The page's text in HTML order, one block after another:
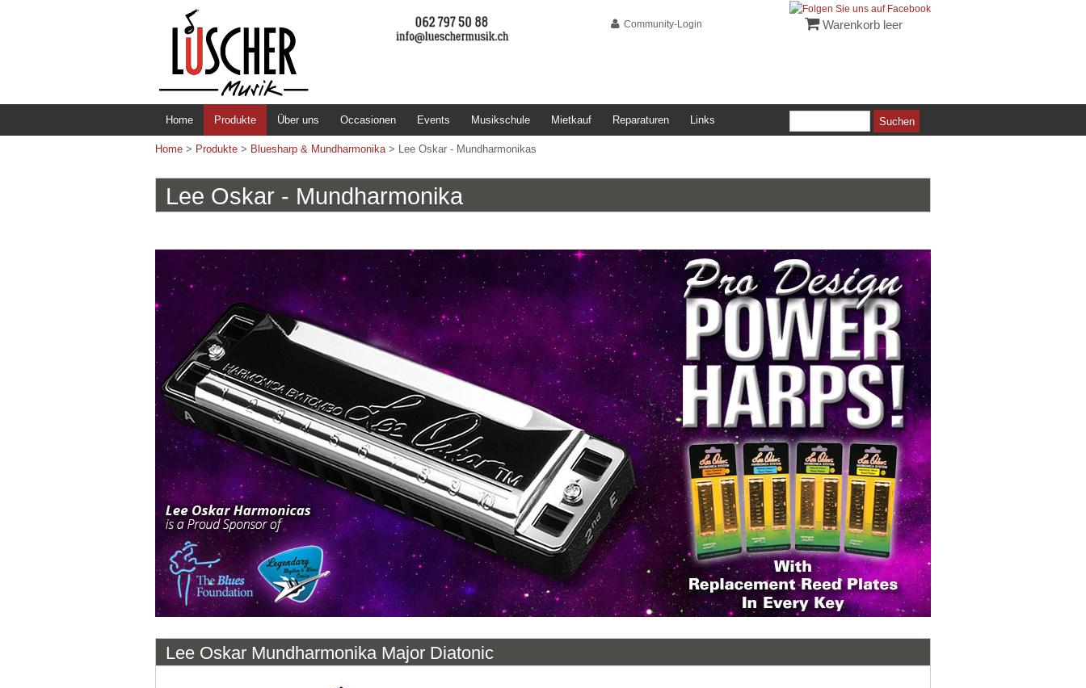
Community-Login Warenkorb leer
Home Produkte Über uns Occasionen Events Musikschule Mietkauf Reparaturen Links Suchen
Home > Produkte > Bluesharp & Mundharmonika > Lee Oskar - Mundharmonikas
Lee Oskar - Mundharmonika
Lee Oskar Mundharmonika Major Diatonic